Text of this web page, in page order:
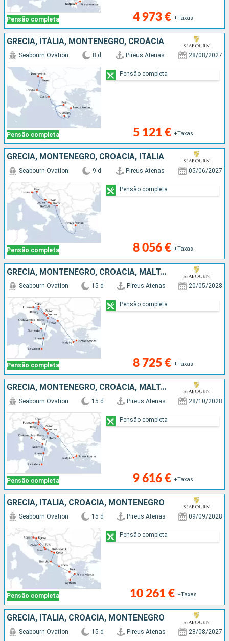
Pensão completa 4 973 € +Taxas
GRÉCIA, ITÁLIA, MONTENEGRO, CROÁCIA
Pensão completa
Seabourn Ovation 8 d Pireus Atenas 28/08/2027
5 121 € +Taxas
Pensão completa
GRÉCIA, MONTENEGRO, CROÁCIA, ITÁLIA
Pensão completa
Seabourn Ovation 9 d Pireus Atenas 05/06/2027
8 056 € +Taxas
Pensão completa
GRÉCIA, MONTENEGRO, CROÁCIA, MALTA, ITÁLIA
Pensão completa
Seabourn Ovation 15 d Pireus Atenas 20/05/2028
8 725 € +Taxas
Pensão completa
GRÉCIA, MONTENEGRO, CROÁCIA, MALTA, ITÁLIA
Pensão completa
Seabourn Ovation 15 d Pireus Atenas 28/10/2028
9 616 € +Taxas
Pensão completa
GRÉCIA, ITÁLIA, CROÁCIA, MONTENEGRO
Pensão completa
Seabourn Ovation 15 d Pireus Atenas 09/09/2028
10 261 € +Taxas
Pensão completa
GRÉCIA, ITÁLIA, CROÁCIA, MONTENEGRO
Seabourn Ovation 15 d Pireus Atenas 28/08/2027